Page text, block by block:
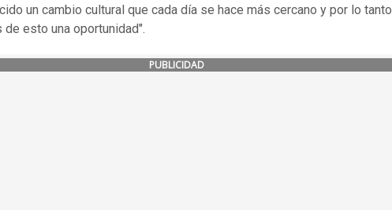
un cambio cultural que cada día se hace más cercano y por lo tanto
de esto una oportunidad".
PUBLICIDAD